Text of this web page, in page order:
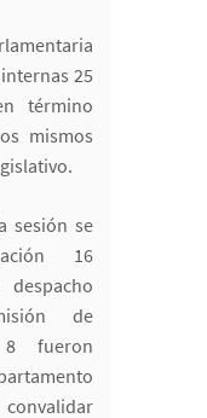
25
término
mismos
sesión se
16
despacho
de
8 fueron